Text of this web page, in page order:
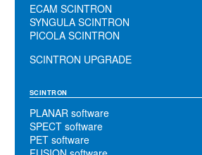
ECAM SCINTRON
SYNGULA SCINTRON
PICOLA SCINTRON
SCINTRON UPGRADE
SCINTRON
PLANAR software
SPECT software
PET software